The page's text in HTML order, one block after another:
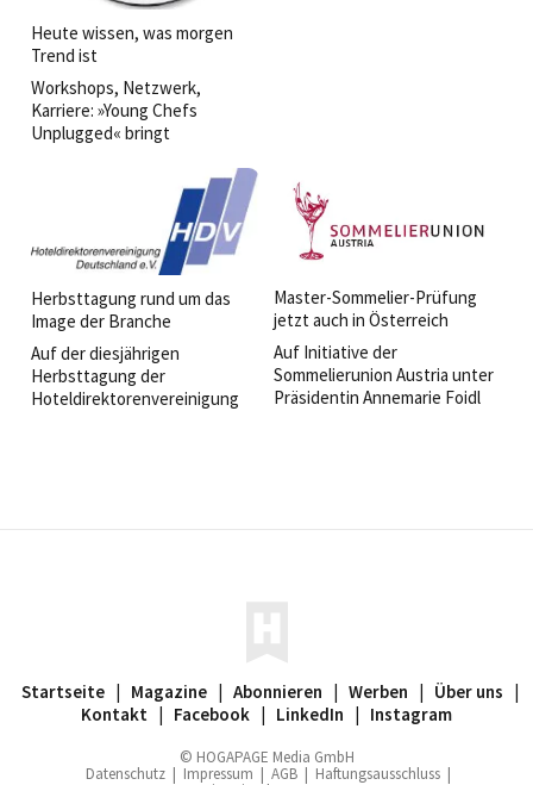
Heute wissen, was morgen
Trend ist
Workshops, Netzwerk,
Karriere: »Young Chefs
Unplugged« bringt
Herbsttagung rund um das
Image der Branche
Auf der diesjährigen
Herbsttagung der
Hoteldirektorenvereinigung
Master-Sommelier-Prüfung
jetzt auch in Österreich
Auf Initiative der
Sommelierunion Austria unter
Präsidentin Annemarie Foidl
Startseite Magazine Abonnieren Werben Über uns
Kontakt
Facebook LinkedIn Instagram
© HOGAPAGE Media GmbH
Datenschutz | Impressum | AGB | Haftungsausschluss |